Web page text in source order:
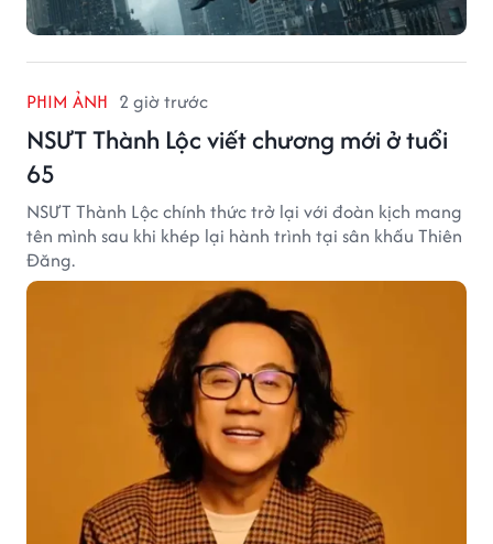
PHIM ẢNH 2 giờ trước
NSƯT Thành Lộc viết chương mới ở tuổi
65
NSƯT Thành Lộc chính thức trở lại với đoàn kịch mang
tên mình sau khi khép lại hành trình tại sân khấu Thiên
Đăng.